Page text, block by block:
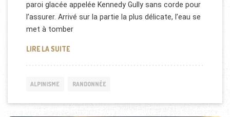
paroi glacée appelée Kennedy Gully sans corde pour
l’assurer. Arrivé sur la partie la plus délicate, l’eau se
met à tomber
LIRE LA SUITEUN ALPINISTE TRÈS CHANCEUX!
ALPINISME RANDONNÉE